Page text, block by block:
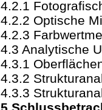
4.2.1
4.2.2 Optische
4.2.3
4.3 Analytische
4.3.1
4.3.2
4.3.3
5